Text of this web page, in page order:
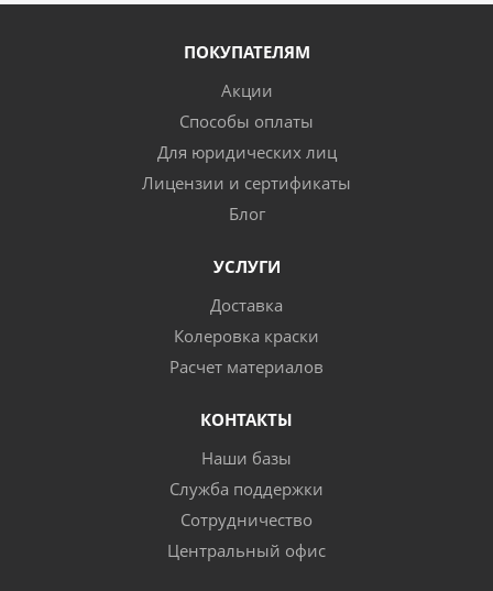
ПОКУПАТЕЛЯМ
Акции
Способы оплаты
Для юридических лиц
Лицензии и сертификаты
Блог
УСЛУГИ
Доставка
Колеровка краски
Расчет материалов
КОНТАКТЫ
Наши базы
Служба поддержки
Сотрудничество
Центральный офис